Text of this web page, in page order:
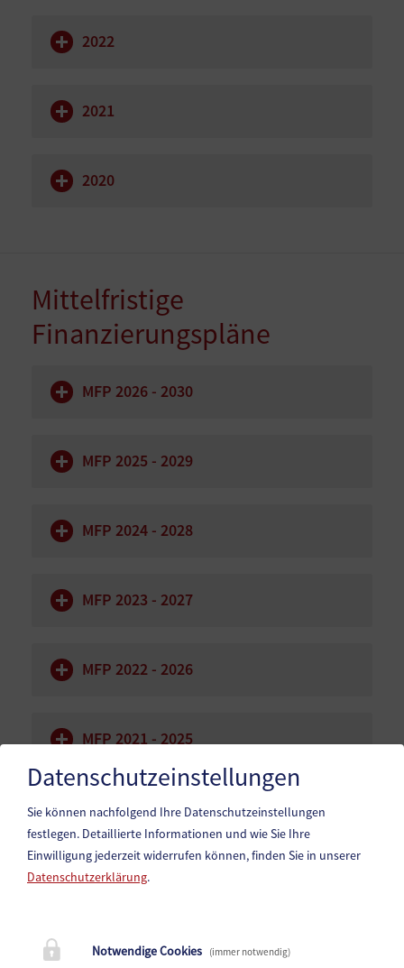
2022
2021
2020
Mittelfristige
Finanzierungspläne
MFP 2026 - 2030
MFP 2025 - 2029
MFP 2024 - 2028
MFP 2023 - 2027
MFP 2022 - 2026
MFP 2021 - 2025
MFP 2020 - 2024
Hauptstraße 83, 9711 Paternion
Datenschutzeinstellungen
Sie können nachfolgend Ihre Datenschutzeinstellungen
festlegen. Detaillierte Informationen und wie Sie Ihre
Einwilligung jederzeit widerrufen können, finden Sie in unserer
Datenschutzerklärung.
Notwendige Cookies (immer notwendig)